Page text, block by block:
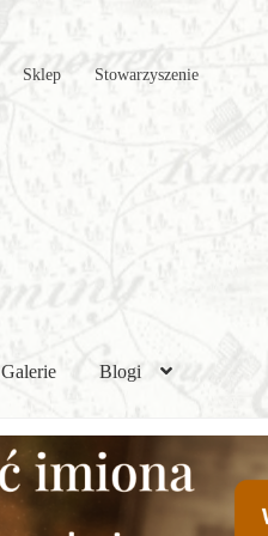
Sklep Stowarzyszenie
Galerie Blogi